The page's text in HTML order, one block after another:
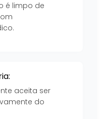
é limpo de
aceita ser
do